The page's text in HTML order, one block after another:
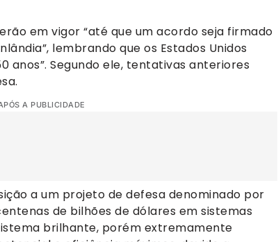
em vigor “até que um acordo seja firmado
lembrando que os Estados Unidos
anos”. Segundo ele, tentativas anteriores
A PUBLICIDADE
a um projeto de defesa denominado por
de bilhões de dólares em sistemas
brilhante, porém extremamente